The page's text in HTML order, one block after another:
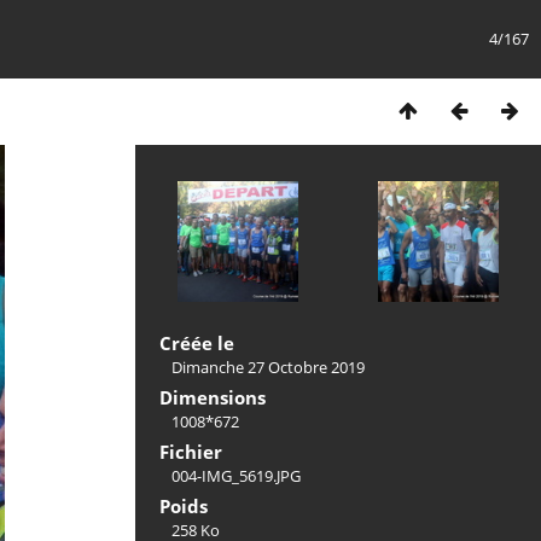
4/167
Créée le
Dimanche 27 Octobre 2019
Dimensions
1008*672
Fichier
004-IMG_5619.JPG
Poids
258 Ko